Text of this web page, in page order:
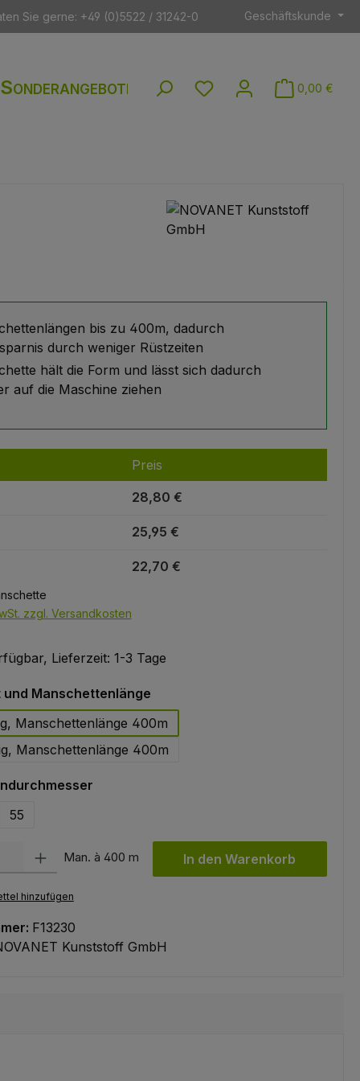
Sie gerne: +49 (0)5522 / 31242-0 Geschäftskunde
Sonderangebote Du hast 0 Produkte auf
0,00 €
bis zu 400m, dadurch
durch weniger Rüstzeiten
hält die Form und lässt sich dadurch
auf die Maschine ziehen
Preis
28,80 €
25,95 €
22,70 €
zzgl. Versandkosten
Lieferzeit: 1-3 Tage
Manschettenlängeauswählen
Manschettenlänge 400m
Manschettenlänge 400m
auswählen
55
Gib den gewünschten Wert ein oder benutze die Schaltflächen
Man. à 400 m In den Warenkorb
hinzufügen
F13230
Kunststoff GmbH